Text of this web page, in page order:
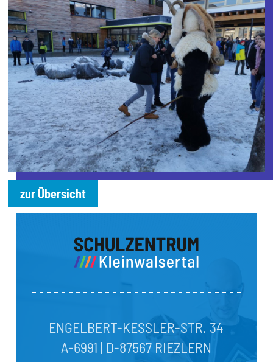
zur Übersicht
ENGELBERT-KESSLER-STR. 34
A-6991 | D-87567 RIEZLERN